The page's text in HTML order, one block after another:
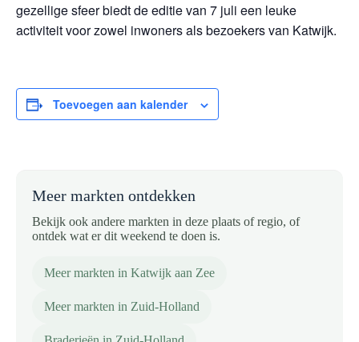
gezellige sfeer biedt de editie van 7 juli een leuke
activiteit voor zowel inwoners als bezoekers van Katwijk.
Toevoegen aan kalender
Meer markten ontdekken
Bekijk ook andere markten in deze plaats of regio, of
ontdek wat er dit weekend te doen is.
Meer markten in Katwijk aan Zee
Meer markten in Zuid-Holland